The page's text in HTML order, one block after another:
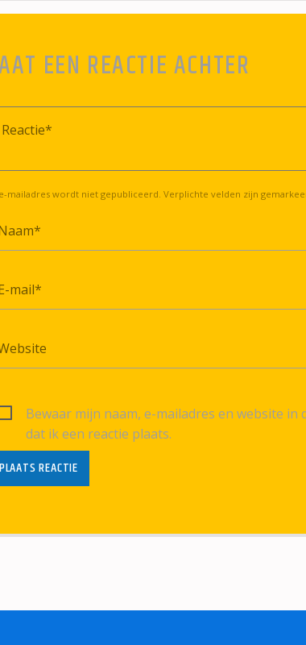
EEN REACTIE ACHTER
e-mailadres wordt niet gepubliceerd. Verplichte velden zijn
Bewaar mijn naam, e-mailadres en website
dat ik een reactie plaats.